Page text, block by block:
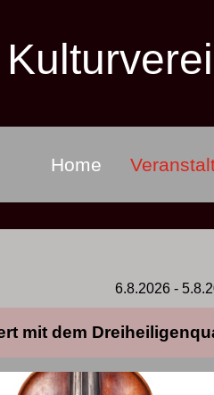
Home
6.8.2026 -
mit dem